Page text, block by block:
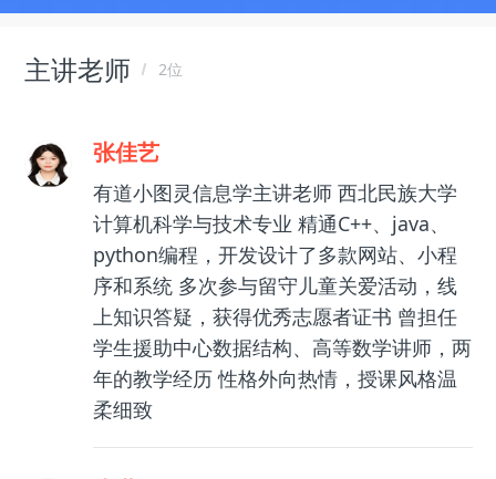
主讲老师 2位
张佳艺
有道小图灵信息学主讲老师 西北民族大学
计算机科学与技术专业 精通C++、java、
python编程，开发设计了多款网站、小程
序和系统 多次参与留守儿童关爱活动，线
上知识答疑，获得优秀志愿者证书 曾担任
学生援助中心数据结构、高等数学讲师，两
年的教学经历 性格外向热情，授课风格温
柔细致